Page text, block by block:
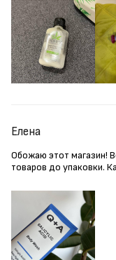
Елена
Обожаю этот магазин!
товаров до упаковки.